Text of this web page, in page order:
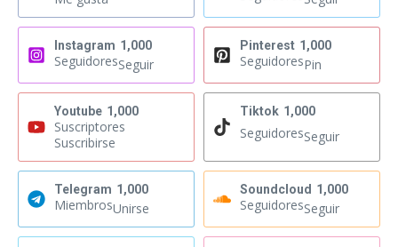
Instagram 1,000
SeguidoresSeguir
Pinterest 1,000
SeguidoresPin
Youtube 1,000
Suscriptores
Suscribirse
Tiktok 1,000
SeguidoresSeguir
Telegram 1,000
MiembrosUnirse
Soundcloud 1,000
SeguidoresSeguir